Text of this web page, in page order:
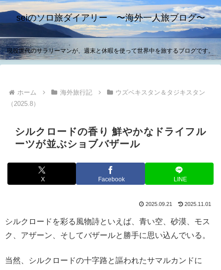
seiのソロ旅ダイアリー 〜海外一人旅ブログ〜
現役世代のサラリーマンが、週末と休暇を使って世界中を旅するブログです。
ホーム 海外旅行記
ウズベキスタン＆タジキスタン
（2025.8）
シルクロードの香り 鮮やかなドライフル
ーツが並ぶショブバザール
X Facebook LINE
2025.09.21 2025.11.01
シルクロードを彩る風物詩といえば、青い空、砂漠、モス
ク、アザーン、そしてバザールと勝手に思い込んでいる。
当然、シルクロードの十字路と謳われたサマルカンドに